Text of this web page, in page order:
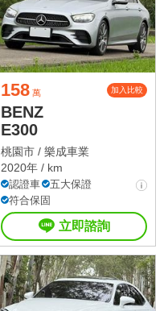
158 萬 加入比較
BENZ
E300
桃園市 / 樂成車業
2020年 / km
認證車
五大保證
符合保固
立即諮詢